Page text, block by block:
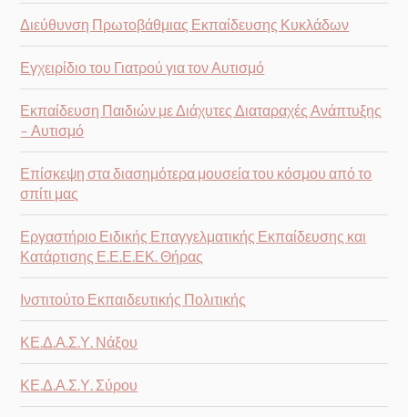
Διεύθυνση Πρωτοβάθμιας Εκπαίδευσης Κυκλάδων
Εγχειρίδιο του Γιατρού για τον Αυτισμό
Εκπαίδευση Παιδιών με Διάχυτες Διαταραχές Ανάπτυξης
– Αυτισμό
Επίσκεψη στα διασημότερα μουσεία του κόσμου από το
σπίτι μας
Εργαστήριο Ειδικής Επαγγελματικής Εκπαίδευσης και
Κατάρτισης Ε.Ε.Ε.ΕΚ. Θήρας
Ινστιτούτο Εκπαιδευτικής Πολιτικής
ΚΕ.Δ.Α.Σ.Υ. Νάξου
ΚΕ.Δ.Α.Σ.Υ. Σύρου